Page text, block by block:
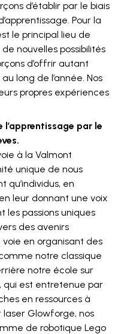
d’établir par le biais
Pour la
le principal lieu de
nouvelles possibilités
d’offrir autant
long de l’année. Nos
propres expériences
l’apprentissage par le
à la Valmont
unique de nous
qu’individus, en
leur donnant une voix
les passions uniques
des avenirs
voie en organisant des
notre classique
notre école sur
qui est entretenue par
en ressources à
Glowforge, nos
de robotique Lego